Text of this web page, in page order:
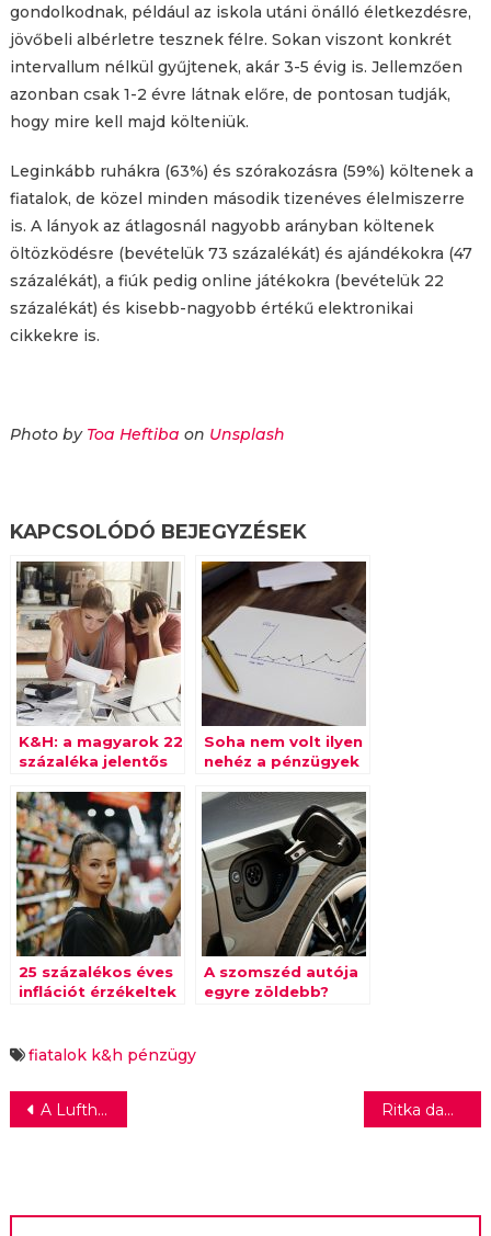
gondolkodnak, például az iskola utáni önálló életkezdésre,
jövőbeli albérletre tesznek félre. Sokan viszont konkrét
intervallum nélkül gyűjtenek, akár 3-5 évig is. Jellemzően
azonban csak 1-2 évre látnak előre, de pontosan tudják,
hogy mire kell majd költeniük.
Leginkább ruhákra (63%) és szórakozásra (59%) költenek a
fiatalok, de közel minden második tizenéves élelmiszerre
is. A lányok az átlagosnál nagyobb arányban költenek
öltözködésre (bevételük 73 százalékát) és ajándékokra (47
százalékát), a fiúk pedig online játékokra (bevételük 22
százalékát) és kisebb-nagyobb értékű elektronikai
cikkekre is.
Photo by Toa Heftiba on Unsplash
KAPCSOLÓDÓ BEJEGYZÉSEK
K&H: a magyarok 22
százaléka jelentős
szembesült a
járvány miatt
Soha nem volt ilyen
nehéz a pénzügyek
25 százalékos éves
inflációt érzékeltek
A szomszéd autója
egyre zöldebb?
fiatalok k&h pénzügy
Bejegyzés
A Lufthansa Systems Hungária lett a hazai IT szektor legvonzóbb munkaadója Ritka daganatos betegségben szenved Tompos Kátya, akinek most gyűjtést szerveznek